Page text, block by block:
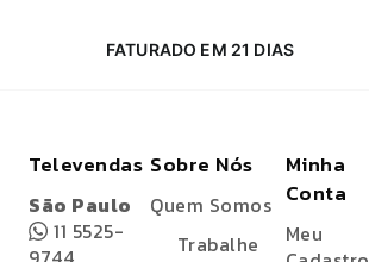
FATURADO EM 21 DIAS
Televendas
São Paulo
11 5525-
Sobre Nós
Quem Somos
Trabalhe
Minha
Conta
Meu